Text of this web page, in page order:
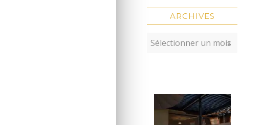
ARCHIVES